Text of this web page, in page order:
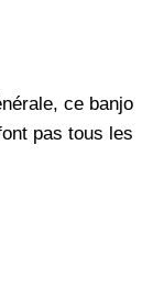
ce banjo
pas tous les